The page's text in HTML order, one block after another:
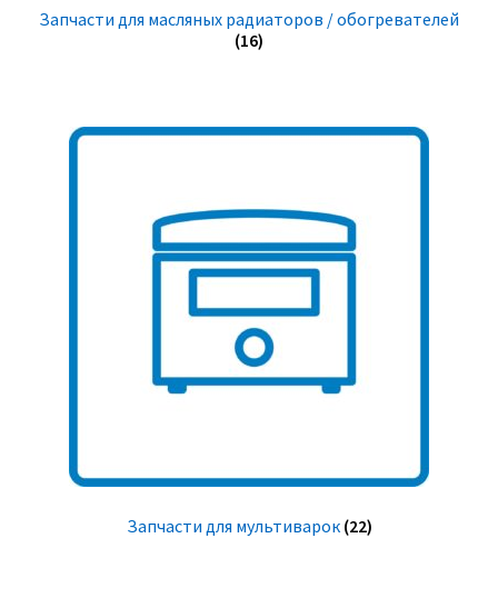
Запчасти для масляных радиаторов / обогревателей
(16)
Запчасти для мультиварок (22)